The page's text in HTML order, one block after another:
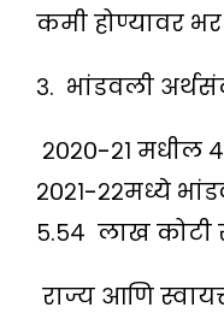
कमी होण्यावर
३. भांडवली
२०२०-२१ मधील
२०२१-२२मध्ये
५.५४ लाख
राज्य आणि